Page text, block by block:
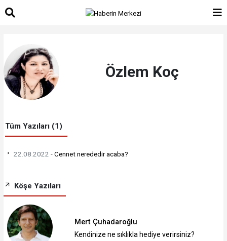
Özlem Koç
Tüm Yazıları (1)
22.08.2022 -Cennet nerededir acaba?
Köşe Yazıları
Mert Çuhadaroğlu
Kendinize ne sıklıkla hediye verirsiniz?